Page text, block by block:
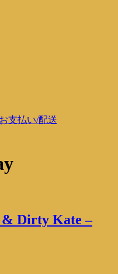
支払い/配送
& Dirty Kate –